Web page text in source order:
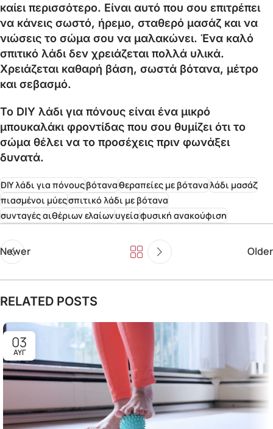
καίει περισσότερο. Είναι αυτό που σου επιτρέπει
να κάνεις σωστό, ήρεμο, σταθερό μασάζ και να
νιώσεις το σώμα σου να μαλακώνει. Ένα καλό
σπιτικό λάδι δεν χρειάζεται πολλά υλικά.
Χρειάζεται καθαρή βάση, σωστά βότανα, μέτρο
και σεβασμό.
Το DIY λάδι για πόνους είναι ένα μικρό
μπουκαλάκι φροντίδας που σου θυμίζει ότι το
σώμα θέλει να το προσέχεις πριν φωνάξει
δυνατά.
DIY λάδι για πόνουςβόταναθεραπείες με βόταναλάδι μασάζ
πιασμένοι μύεςσπιτικό λάδι με βότανα
συνταγές αιθέριων ελαίωνυγείαφυσική ανακούφιση
Newer Older
RELATED POSTS
03
ΑΥΓ